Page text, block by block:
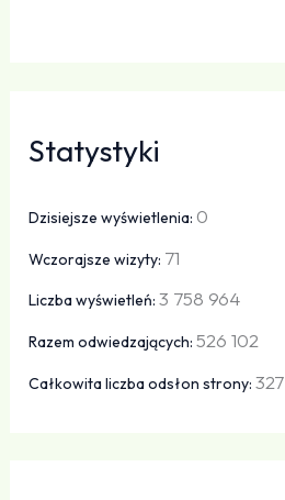
Statystyki
Dzisiejsze wyświetlenia: 0
Wczorajsze wizyty: 71
Liczba wyświetleń:3 758 964
Razem odwiedzających:526 102
Całkowita liczba odsłon strony:327